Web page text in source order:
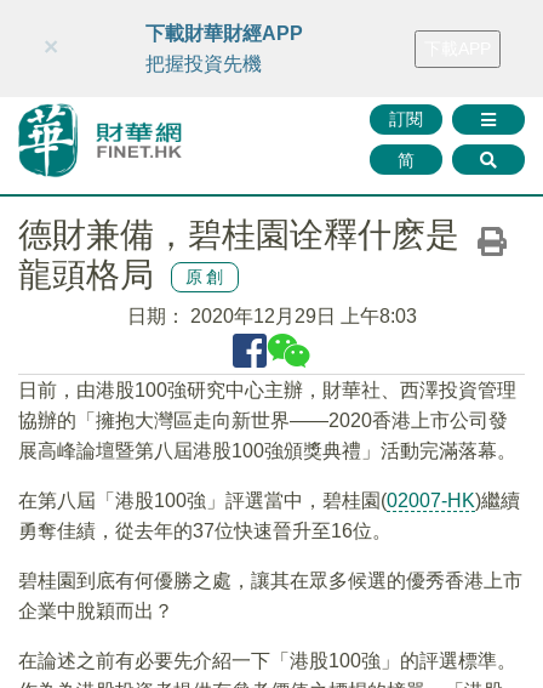
財華智庫網 FINTV FINMETA 財華證券 媒體矩陣
訂閱
简
×
下載財華財經APP
把握投資先機
德財兼備，碧桂園诠釋什麽是
龍頭格局
原創
日期： 2020年12月29日 上午8:03
日前，由港股100強研究中心主辦，財華社、西澤投資管理
協辦的「擁抱大灣區走向新世界——2020香港上市公司發
展高峰論壇暨第八屆港股100強頒獎典禮」活動完滿落幕。
在第八屆「港股100強」評選當中，碧桂園(02007-HK)繼續
勇奪佳績，從去年的37位快速晉升至16位。
碧桂園到底有何優勝之處，讓其在眾多候選的優秀香港上市
企業中脫穎而出？
在論述之前有必要先介紹一下「港股100強」的評選標準。